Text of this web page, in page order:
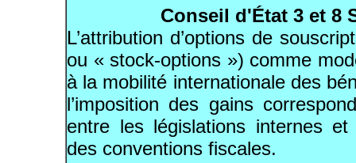
Conseil d'État 3 et 8
L’attribution d’options de
ou « stock-options ») comme
à la mobilité internationale des
l’imposition des gains
entre les législations internes et
des conventions fiscales.